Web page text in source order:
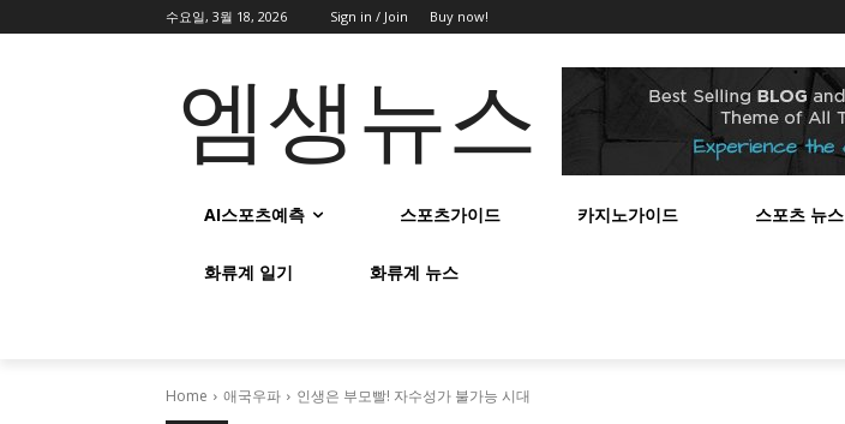
수요일, 3월 18, 2026 Sign in / Join Buy now!
엠생뉴스
AI스포츠예측 스포츠가이드 카지노가이드 스포츠 뉴스
화류계 일기 화류계 뉴스
Home 애국우파 인생은 부모빨! 자수성가 불가능 시대